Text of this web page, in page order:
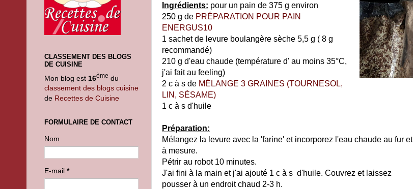
Ingrédients: pour un pain de 375 g environ
250 g de PRÉPARATION POUR PAIN
ENERGUS10
1 sachet de levure boulangère sèche 5,5 g ( 8 g
recommandé)
210 g d'eau chaude (température d' au moins 35°C,
j'ai fait au feeling)
2 c à s de MÉLANGE 3 GRAINES (TOURNESOL,
LIN, SÉSAME)
1 c à s d'huile
Préparation:
Mélangez la levure avec la 'farine' et incorporez l'eau chaude au fur et
à mesure.
Pétrir au robot 10 minutes.
J'ai fini à la main et j'ai ajouté 1 c à s d'huile. Couvrez et laissez
pousser à un endroit chaud 2-3 h.
CLASSEMENT DES BLOGS
DE CUISINE
Mon blog est 16ème du
classement des blogs cuisine
de Recettes de Cuisine
FORMULAIRE DE CONTACT
Nom
E-mail *